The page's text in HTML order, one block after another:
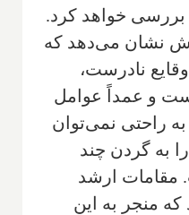
بررسی خواهد کرد.
نشان می‌دهد كه
نادرست،
و عمداً عوامل
به راحتی نمی‌توان
به گردن چند
مقامات ارشد
که منجر به این